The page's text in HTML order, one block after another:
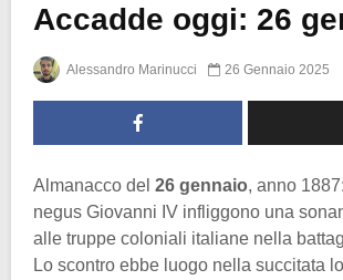
Accadde oggi: 26
Alessandro Marinucci 26 Gennaio 2025
Almanacco del 26 gennaio, anno
negus Giovanni IV infliggono una
alle truppe coloniali italiane nella
Lo scontro ebbe luogo nella succitata